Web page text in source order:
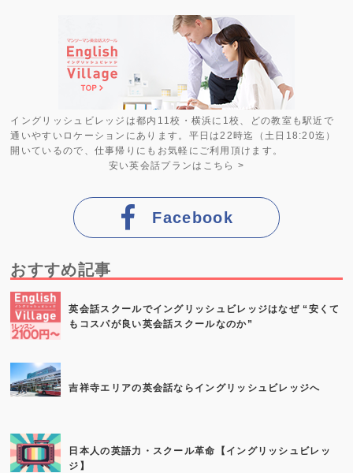
イングリッシュビレッジは都内11校・横浜に1校、どの教室も駅近で
通いやすいロケーションにあります。平日は22時迄（土日18:20迄）
開いているので、仕事帰りにもお気軽にご利用頂けます。
安い英会話プラン はこちら >
Facebook
おすすめ記事
英会話スクールでイングリッシュビレッジはなぜ “安くて
もコスパが良い英会話スクールなのか”
吉祥寺エリアの英会話ならイングリッシュビレッジへ
日本人の英語力・スクール革命【イングリッシュビレッ
ジ】